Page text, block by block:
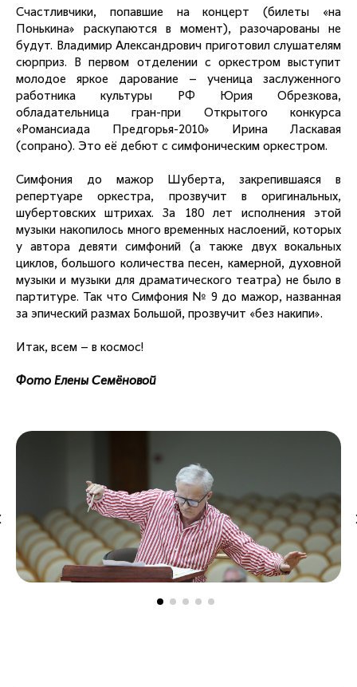
Счастливчики, попавшие на концерт (билеты «на
Понькина» раскупаются в момент), разочарованы не
будут. Владимир Александрович приготовил слушателям
сюрприз. В первом отделении с оркестром выступит
молодое яркое дарование – ученица заслуженного
работника культуры РФ Юрия Обрезкова,
обладательница гран-при Открытого конкурса
«Романсиада Предгорья-2010» Ирина Ласкавая
(сопрано). Это её дебют с симфоническим оркестром.
Симфония до мажор Шуберта, закрепившаяся в
репертуаре оркестра, прозвучит в оригинальных,
шубертовских штрихах. За 180 лет исполнения этой
музыки накопилось много временных наслоений, которых
у автора девяти симфоний (а также двух вокальных
циклов, большого количества песен, камерной, духовной
музыки и музыки для драматического театра) не было в
партитуре. Так что Симфония № 9 до мажор, названная
за эпический размах Большой, прозвучит «без накипи».
Итак, всем – в космос!
Фото Елены Семёновой